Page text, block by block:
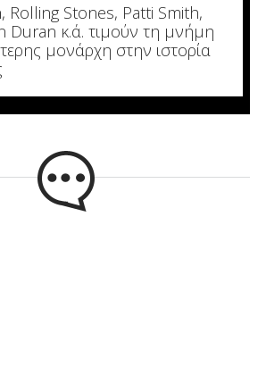
Rolling Stones, Patti Smith,
Duran κ.ά. τιμούν τη μνήμη
μονάρχη στην ιστορία